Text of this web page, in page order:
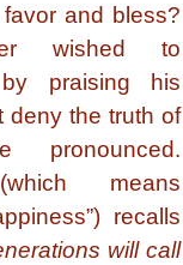
and bless?
wished to
praising his
deny the truth of
pronounced.
means
recalls
will call